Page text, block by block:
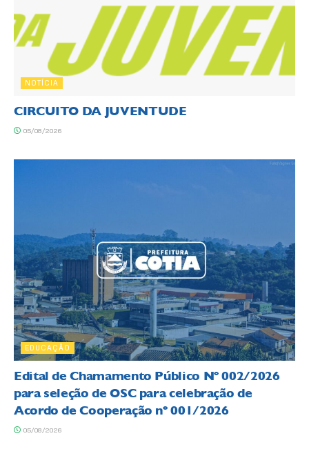
NOTÍCIA
CIRCUITO DA JUVENTUDE
05/08/2026
EDUCAÇÃO
Edital de Chamamento Público Nº 002/2026
para seleção de OSC para celebração de
Acordo de Cooperação nº 001/2026
05/08/2026